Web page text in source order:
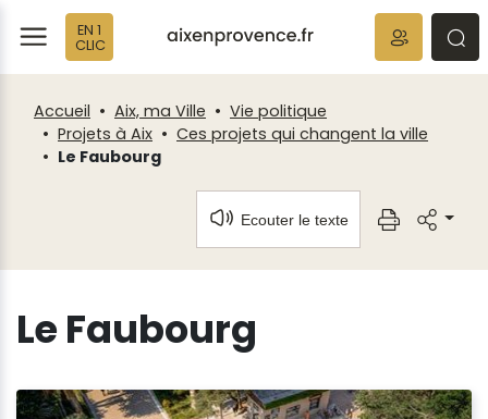
EN 1
CLIC
Accueil Aix, ma Ville
Vie politique
Projets à Aix
Ces projets qui changent la ville
Le Faubourg
Ecouter le texte
Le Faubourg
Fenêtre
de
chat
Panneau de gestion des cookies